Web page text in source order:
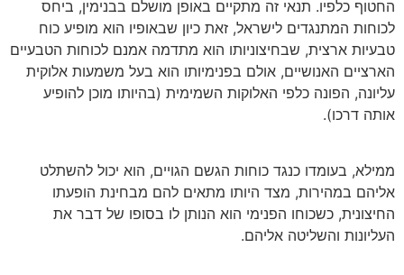
החטוף כלפיו. תנאי זה מתקיים באופן מושלם בבנימין, ביחס
לכוחות המתנגדים לישראל, זאת כיון שבאופיו הוא מופיע כוח
טבעיות ארצית, שבחיצוניותו הוא מתדמה אמנם לכוחות הטבעיים
הארציים האנושיים, אולם בפנימיותו הוא בעל משמעות אלוקית
עליונה, הפונה כלפי האלוקות השמימית (בהיותו מוכן להופיע
אותה דרכו).
ממילא, בעומדו כנגד כוחות הגשם הגויים, הוא יכול להשתלט
אליהם במהירות, מצד היותו מתאים להם מבחינת הופעתו
החיצונית, כשכוחו הפנימי הוא הנותן לו בסופו של דבר את
העליונות והשליטה אליהם.